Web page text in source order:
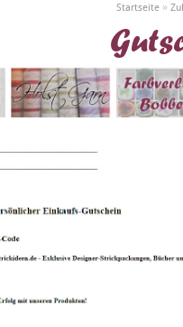
Startseite»